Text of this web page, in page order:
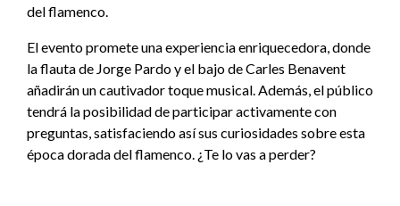
del flamenco.
El evento promete una experiencia enriquecedora, donde
la flauta de Jorge Pardo y el bajo de Carles Benavent
añadirán un cautivador toque musical. Además, el público
tendrá la posibilidad de participar activamente con
preguntas, satisfaciendo así sus curiosidades sobre esta
época dorada del flamenco. ¿Te lo vas a perder?